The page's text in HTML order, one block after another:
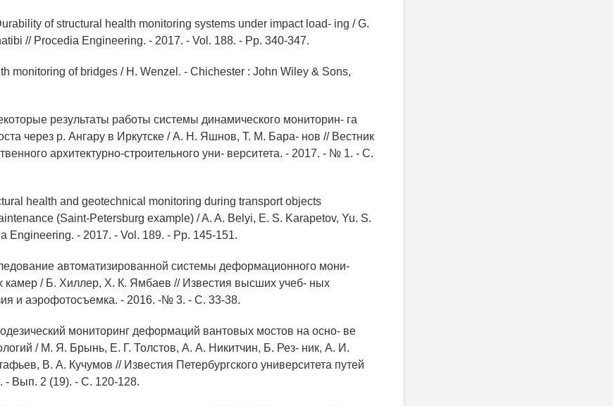
of structural health monitoring systems under impact load- ing / G.
// Procedia Engineering. - 2017. - Vol. 188. - Pp. 340-347.
monitoring of bridges / H. Wenzel. - Chichester : John Wiley & Sons,
результаты работы системы динамического мониторин- га
через р. Ангару в Иркутске / А. Н. Яшнов, Т. М. Бара- нов // Вестник
архитектурно-строительного уни- верситета. - 2017. - № 1. - С.
health and geotechnical monitoring during transport objects
(Saint-Petersburg example) / A. A. Belyi, E. S. Karapetov, Yu. S.
Engineering. - 2017. - Vol. 189. - Pp. 145-151.
автоматизированной системы деформационного мони-
камер / Б. Хиллер, Х. К. Ямбаев // Известия высших учеб- ных
и аэрофотосъемка. - 2016. -№ 3. - С. 33-38.
мониторинг деформаций вантовых мостов на осно- ве
/ М. Я. Брынь, Е. Г. Толстов, А. А. Никитчин, Б. Рез- ник, А. И.
В. А. Кучумов // Известия Петербургского университета путей
- Вып. 2 (19). - С. 120-128.